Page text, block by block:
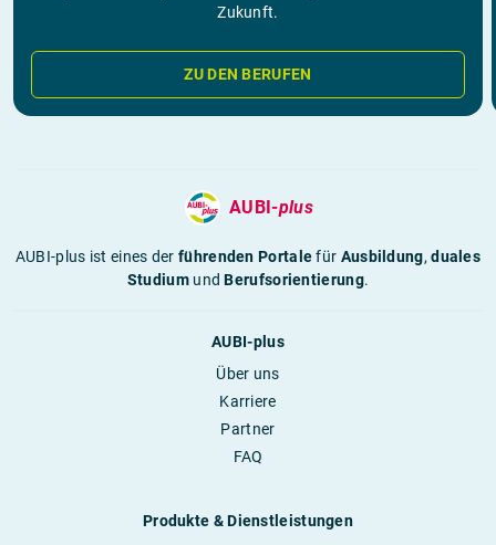
Zukunft.
ZU DEN BERUFEN
AUBI-plus
AUBI-plus ist eines derführenden Portalefür Ausbildung,duales
StudiumundBerufsorientierung.
AUBI-plus
Über uns
Karriere
Partner
FAQ
Produkte & Dienstleistungen